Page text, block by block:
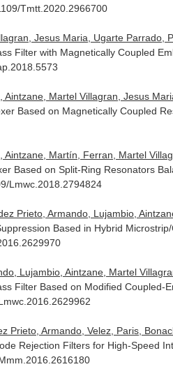
Tmtt.2020.2966700
Jesus Maria, Ugarte Parrado,
Filter with Magnetically Coupled
Aintzane, Martel Villagran, Jesus
Based on Magnetically Coupled
Aintzane, Martín, Ferran, Martel
Based on Split-Ring Resonators
Lmwc.2018.2794824
Prieto, Armando, Lujambio,
Based in Hybrid Microstrip/
Lujambio, Aintzane, Martel
Filter Based on Modified Coupled-
Prieto, Armando, Velez, Paris,
Rejection Filters for High-Speed